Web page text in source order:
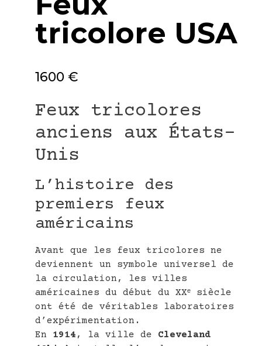
tricolore USA
1600 €
Feux tricolores
anciens aux États-
Unis
L’histoire des
premiers feux
américains
Avant que les feux tricolores ne
deviennent un symbole universel de
la circulation, les villes
américaines du début du XXᵉ siècle
ont été de véritables laboratoires
d’expérimentation.
En 1914 , la ville de Cleveland